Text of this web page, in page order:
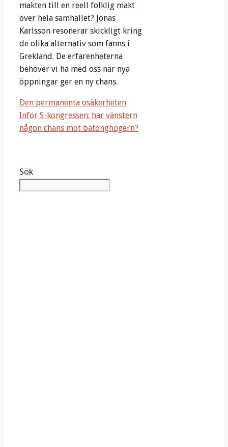
makten till en reell folklig makt
över hela samhället? Jonas
Karlsson resonerar skickligt kring
de olika alternativ som fanns i
Grekland. De erfarenheterna
behöver vi ha med oss när nya
öppningar ger en ny chans.
Den permanenta osäkerheten
Inför S-kongressen: har vänstern
någon chans mot batonghögern?
Sök